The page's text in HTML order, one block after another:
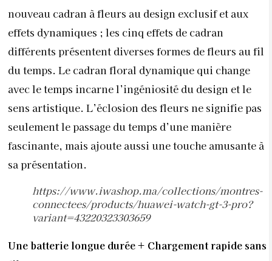
nouveau cadran à fleurs au design exclusif et aux
effets dynamiques ; les cinq effets de cadran
différents présentent diverses formes de fleurs au fil
du temps. Le cadran floral dynamique qui change
avec le temps incarne l’ingéniosité du design et le
sens artistique. L’éclosion des fleurs ne signifie pas
seulement le passage du temps d’une manière
fascinante, mais ajoute aussi une touche amusante à
sa présentation.
https://www.iwashop.ma/collections/montres-
connectees/products/huawei-watch-gt-3-pro?
variant=43220323303659
Une batterie longue durée + Chargement rapide sans